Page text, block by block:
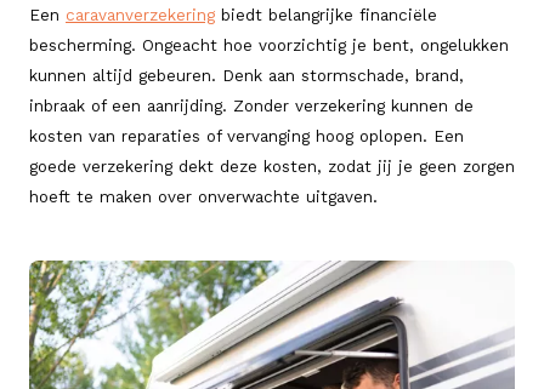
Een caravanverzekering biedt belangrijke financiële
bescherming. Ongeacht hoe voorzichtig je bent, ongelukken
kunnen altijd gebeuren. Denk aan stormschade, brand,
inbraak of een aanrijding. Zonder verzekering kunnen de
kosten van reparaties of vervanging hoog oplopen. Een
goede verzekering dekt deze kosten, zodat jij je geen zorgen
hoeft te maken over onverwachte uitgaven.